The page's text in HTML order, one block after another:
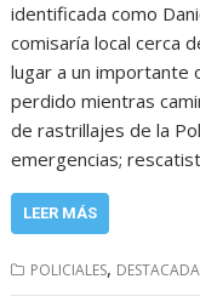
identificada como
comisaría local cerca
lugar a un importante
perdido mientras
de rastrillajes de la
emergencias;
LEER MÁS
POLICIALES,